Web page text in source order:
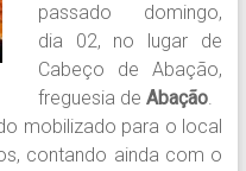
passado domingo,
dia 02, no lugar de
Cabeço de Abação,
freguesia de Abação.
mobilizado para o local
contando ainda com o